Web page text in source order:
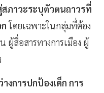
ภาวะระบุตัวตนถาวรที่
โดยเฉพาะในกลุ่มที่ต้อง
ผู้สื่อสารทางการเมือง ผู้
งการปกป้องเด็ก การ